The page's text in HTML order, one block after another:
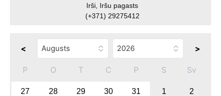
Irši, Iršu pagasts
(+371) 29275412
< >
P O T C P S Sv
27 28 29 30 31 1 2